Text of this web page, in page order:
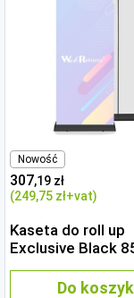
Nowość
307,19 zł
(249,75 zł+vat)
Kaseta do roll up
Exclusive Black
Do